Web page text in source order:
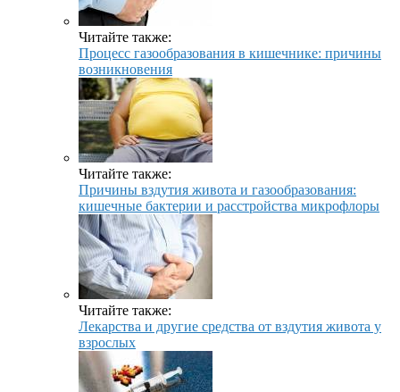
Читайте также:
Процесс газообразования в кишечнике: причины
возникновения
Читайте также:
Причины вздутия живота и газообразования:
кишечные бактерии и расстройства микрофлоры
Читайте также:
Лекарства и другие средства от вздутия живота у
взрослых